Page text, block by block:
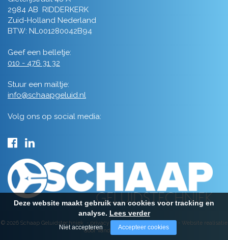
2984 AB RIDDERKERK
Zuid-Holland Nederland
BTW: NL001280042B94
Geef een belletje:
010 - 476 31 32
Stuur een mailtje:
info@schaapgeluid.nl
Volg ons op social media:
© 2026 Schaap Geluidstechniek - privacy - algemene voorwaarden- Website realisatie
door Vanderperk Groep
Deze website maakt gebruik van cookies voor tracking en
analyse. Lees verder
Niet accepteren Accepteer cookies